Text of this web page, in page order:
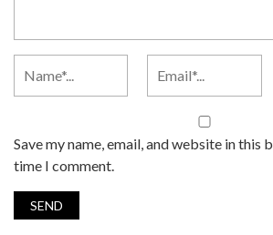
Save my name, email, and website in this
time I comment.